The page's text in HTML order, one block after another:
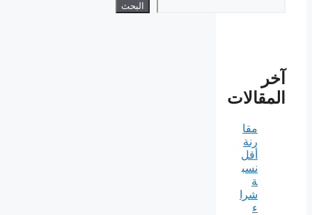
البحث
آخر
المقالات
مقا
رنة
أقل
نسب
ة
شرا
ء